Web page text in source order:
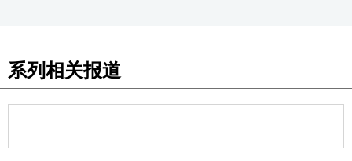
系列相关报道